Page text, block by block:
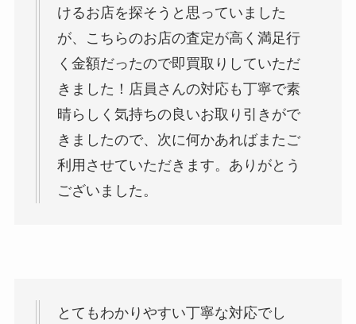
けるお店を探そうと思っていました
が、こちらのお店の査定が高く満足行
く金額だったので即買取りしていただ
きました！店員さんの対応も丁寧で素
晴らしく気持ちの良いお取り引きがで
きましたので、次に何かあればまたご
利用させていただきます。ありがとう
ございました。
とてもわかりやすい丁寧な対応でし